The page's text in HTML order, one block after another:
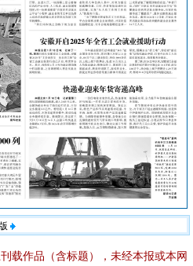
载作品（含标题），未经本报或本网